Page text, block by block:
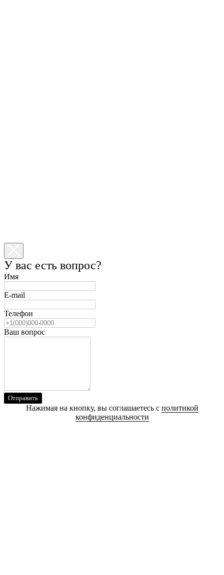
У вас есть вопрос?
Имя
E-mail
Телефон
Ваш вопрос
Отправить
Нажимая на кнопку, вы соглашаетесь с политикой
конфиденциальности